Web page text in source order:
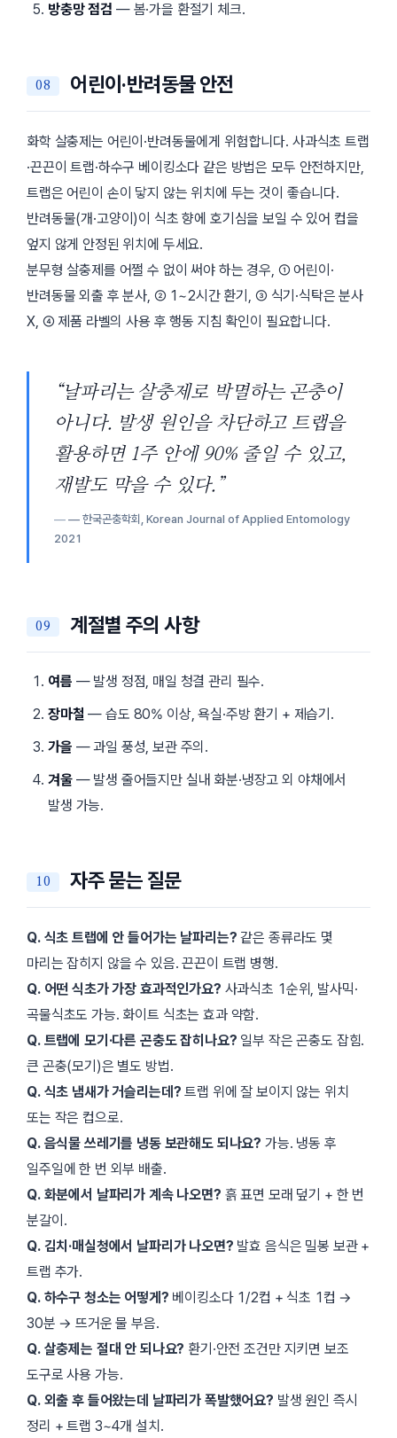
방충망 점검 — 봄·가을 환절기 체크.
어린이·반려동물 안전
화학 살충제는 어린이·반려동물에게 위험합니다. 사과식초 트랩
·끈끈이 트랩·하수구 베이킹소다 같은 방법은 모두 안전하지만,
트랩은 어린이 손이 닿지 않는 위치에 두는 것이 좋습니다.
반려동물(개·고양이)이 식초 향에 호기심을 보일 수 있어 컵을
엎지 않게 안정된 위치에 두세요.
분무형 살충제를 어쩔 수 없이 써야 하는 경우, ① 어린이·
반려동물 외출 후 분사, ② 1~2시간 환기, ③ 식기·식탁은 분사
X, ④ 제품 라벨의 사용 후 행동 지침 확인이 필요합니다.
“날파리는 살충제로 박멸하는 곤충이
아니다. 발생 원인을 차단하고 트랩을
활용하면 1주 안에 90% 줄일 수 있고,
재발도 막을 수 있다.”
— 한국곤충학회, Korean Journal of Applied Entomology
2021
계절별 주의 사항
여름 — 발생 정점, 매일 청결 관리 필수.
장마철 — 습도 80% 이상, 욕실·주방 환기 + 제습기.
가을 — 과일 풍성, 보관 주의.
겨울— 발생 줄어들지만 실내 화분·냉장고 외 야채에서
발생 가능.
자주 묻는 질문
Q. 식초 트랩에 안 들어가는 날파리는? 같은 종류라도 몇
마리는 잡히지 않을 수 있음. 끈끈이 트랩 병행.
Q. 어떤 식초가 가장 효과적인가요? 사과식초 1순위, 발사믹·
곡물식초도 가능. 화이트 식초는 효과 약함.
Q. 트랩에 모기·다른 곤충도 잡히나요? 일부 작은 곤충도 잡힘.
큰 곤충(모기)은 별도 방법.
Q. 식초 냄새가 거슬리는데? 트랩 위에 잘 보이지 않는 위치
또는 작은 컵으로.
Q. 음식물 쓰레기를 냉동 보관해도 되나요? 가능. 냉동 후
일주일에 한 번 외부 배출.
Q. 화분에서 날파리가 계속 나오면? 흙 표면 모래 덮기 + 한 번
분갈이.
Q. 김치·매실청에서 날파리가 나오면? 발효 음식은 밀봉 보관 +
트랩 추가.
Q. 하수구 청소는 어떻게? 베이킹소다 1/2컵 + 식초 1컵 →
30분 → 뜨거운 물 부음.
Q. 살충제는 절대 안 되나요? 환기·안전 조건만 지키면 보조
도구로 사용 가능.
Q. 외출 후 들어왔는데 날파리가 폭발했어요? 발생 원인 즉시
정리 + 트랩 3~4개 설치.